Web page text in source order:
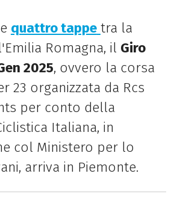
quattro tappe tra la
Romagna, il Giro
2025, ovvero la corsa
23 organizzata da Rcs
per conto della
Italiana, in
col Ministero per lo
arriva in Piemonte.